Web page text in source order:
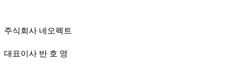
주식회사 네오펙트
대표이사 반 호 영